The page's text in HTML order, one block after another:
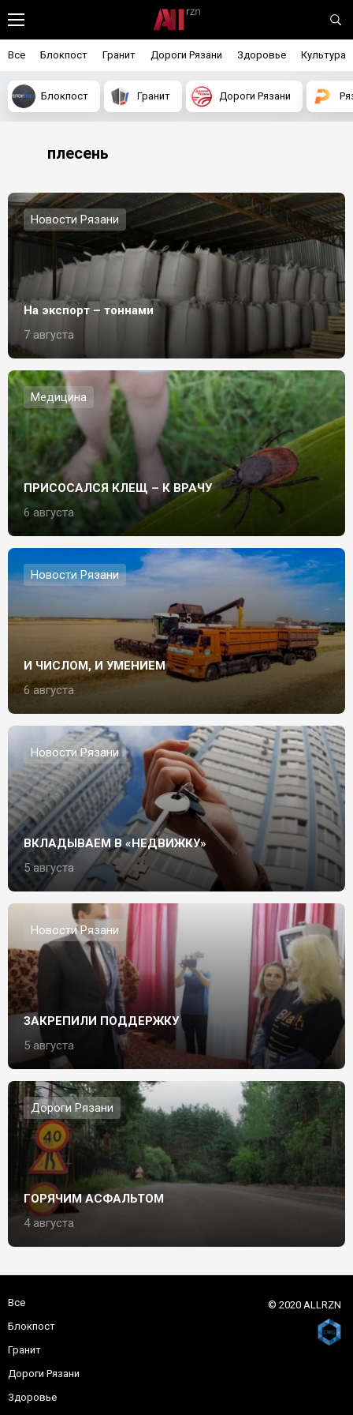
Все Блокпост Гранит Дороги Рязани Здоровье Культура
Блокпост Гранит Дороги Рязани
плесень
Новости Рязани
На экспорт – тоннами
7 августа
Медицина
ПРИСОСАЛСЯ КЛЕЩ – К ВРАЧУ
6 августа
Новости Рязани
И ЧИСЛОМ, И УМЕНИЕМ
6 августа
Новости Рязани
ВКЛАДЫВАЕМ В «НЕДВИЖКУ»
5 августа
Новости Рязани
ЗАКРЕПИЛИ ПОДДЕРЖКУ
5 августа
Дороги Рязани
ГОРЯЧИМ АСФАЛЬТОМ
4 августа
Все
Блокпост
Гранит
Дороги Рязани
Здоровье
© 2020 ALLRZN